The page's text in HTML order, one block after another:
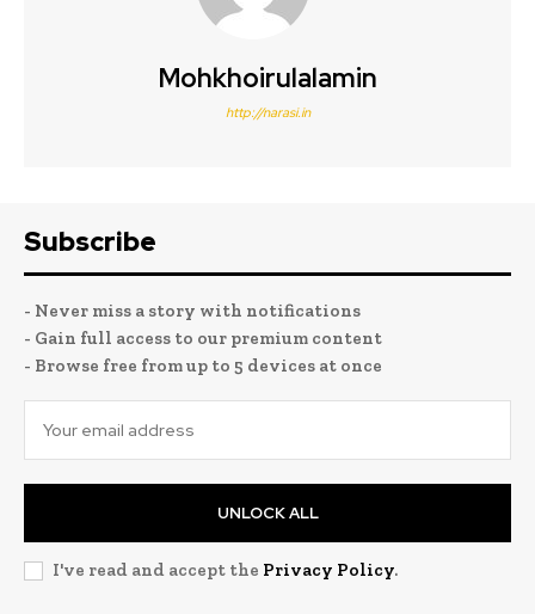
Mohkhoirulalamin
http://narasi.in
Subscribe
- Never miss a story with notifications
- Gain full access to our premium content
- Browse free from up to 5 devices at once
UNLOCK ALL
I've read and accept the Privacy Policy.